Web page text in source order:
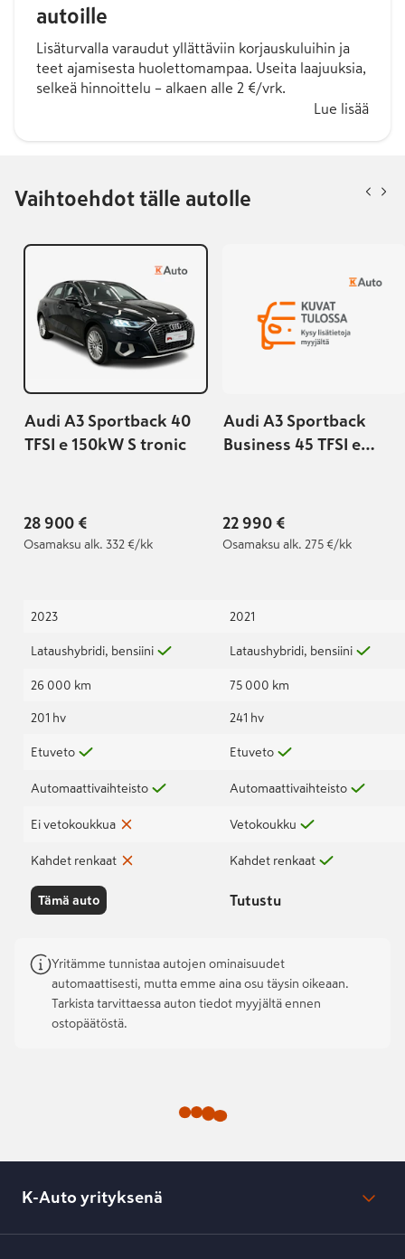
autoille
Lisäturvalla varaudut yllättäviin korjauskuluihin ja
teet ajamisesta huolettomampaa. Useita laajuuksia,
selkeä hinnoittelu – alkaen alle 2 €/vrk.
Lue lisää
Vaihtoehdot tälle autolle
Audi A3 Sportback 40
TFSI e 150kW S tronic
28 900 €
Osamaksu alk. 332 €/kk
2023
Lataushybridi, bensiini
26 000 km
201 hv
Etuveto
Automaattivaihteisto
Ei vetokoukkua
Kahdet renkaat
Tämä auto
Audi A3 Sportback
Business 45 TFSI e
22 990 €
Osamaksu alk. 275 €/kk
2021
Lataushybridi, bensiini
75 000 km
241 hv
Etuveto
Automaattivaihteisto
Vetokoukku
Kahdet renkaat
Tutustu
Yritämme tunnistaa autojen ominaisuudet
automaattisesti, mutta emme aina osu täysin oikeaan.
Tarkista tarvittaessa auton tiedot myyjältä ennen
ostopäätöstä.
K-Auto yrityksenä